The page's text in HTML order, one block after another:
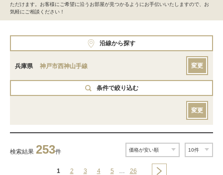
ただけます。お客様にご希望に沿うお部屋が見つかるようにお手伝いいたしますので、お
気軽にご相談ください！
沿線から探す
兵庫県 神戸市西神山手線 変更
条件で絞り込む
変更
検索結果 253件
1 2 3 4 5 … 26